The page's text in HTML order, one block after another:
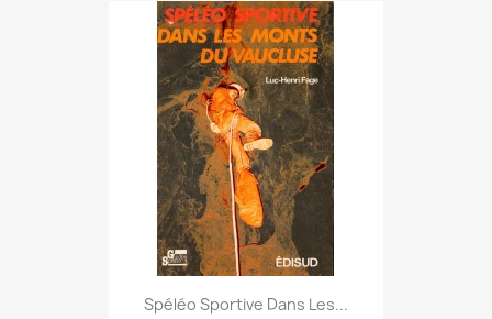
Spéléo Sportive Dans Les...